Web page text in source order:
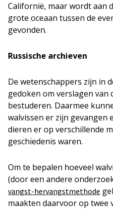
Californië, maar wordt aan
grote oceaan tussen de
gevonden.
Russische archieven
De wetenschappers zijn in
gedoken om verslagen van
bestuderen. Daarmee
walvissen er zijn gevangen
dieren er op verschillende
geschiedenis waren.
Om te bepalen hoeveel
(door een andere
vangst-hervangstmethode
maakten daarvoor op twee